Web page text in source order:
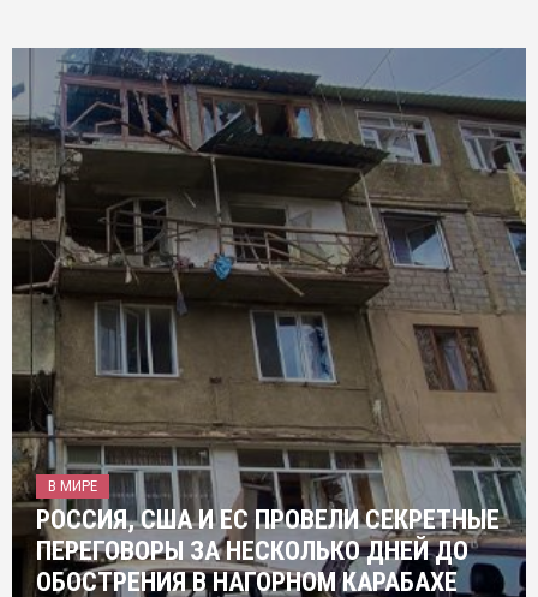
В МИРЕ
РОССИЯ, США И ЕС ПРОВЕЛИ СЕКРЕТНЫЕ
ПЕРЕГОВОРЫ ЗА НЕСКОЛЬКО ДНЕЙ ДО
ОБОСТРЕНИЯ В НАГОРНОМ КАРАБАХЕ